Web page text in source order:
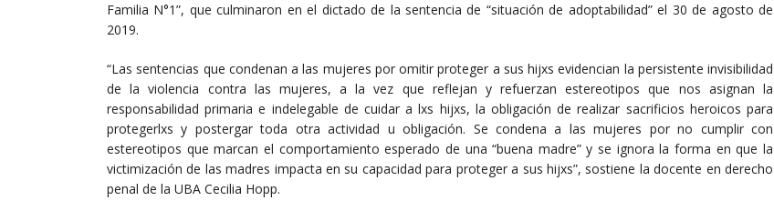
Familia N°1”, que culminaron en el dictado de la sentencia de “situación de adoptabilidad” el 30 de agosto de
2019.
“Las sentencias que condenan a las mujeres por omitir proteger a sus hijxs evidencian la persistente invisibilidad
de la violencia contra las mujeres, a la vez que reflejan y refuerzan estereotipos que nos asignan la
responsabilidad primaria e indelegable de cuidar a lxs hijxs, la obligación de realizar sacrificios heroicos para
protegerlxs y postergar toda otra actividad u obligación. Se condena a las mujeres por no cumplir con
estereotipos que marcan el comportamiento esperado de una “buena madre” y se ignora la forma en que la
victimización de las madres impacta en su capacidad para proteger a sus hijxs”, sostiene la docente en derecho
penal de la UBA Cecilia Hopp.